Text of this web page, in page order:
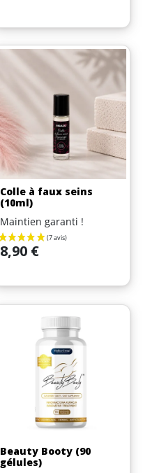
Colle à faux seins
(10ml)
Maintien garanti !
Prix
8,90 €
Beauty Booty (90
gélules)